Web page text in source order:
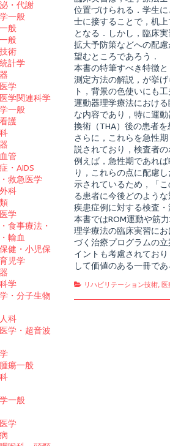
器
理
学
療
法
臨
床
実
習
ス
キ
ル
published
on
画
で
わ
か
る
運
動
器
理
学
療
法
臨
床
習
ス
キ
ル,
位置づけられる．学生
士に接することで，机
となる．しかし，臨床
拡大予防策などへの配
望むところであろう．
本書の特筆すべき特徴
測定方法の解説，が挙
ト，背景の色使いにも
運動器理学療法におけ
な内容であり，特に運
換術（THA）後の患者
さらに，これらを急性
説されており，検査者
例えば，急性期であれ
り，これらの点に配慮
示されているため，「
る患者に今後どのよう
疾患症例に対する検査
本書ではROM運動や筋
理学療法の臨床実習に
づく治療プログラムの
イントも考慮されてお
して価値のある一冊であ
Categories
リハビリテーション技術,
・代謝
一般
般
般
術
計学
学
学関連科学
一般
護
管
・AIDS
救急医学
科
学
食事療法・
輸血
健・小児保
児学
学
・分子生物
科
学・超音波
瘍一般
一般
学